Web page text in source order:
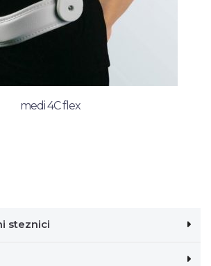
medi 4C flex
steznici